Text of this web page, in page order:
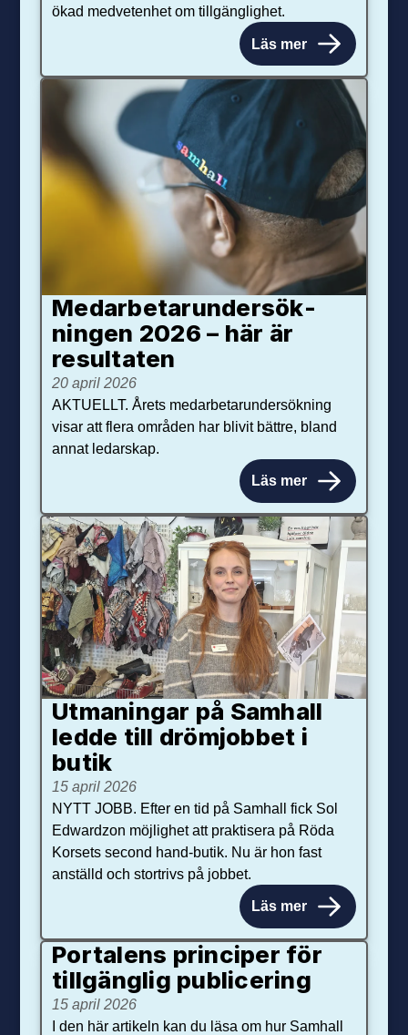
ökad medvetenhet om tillgänglighet.
Läs mer
Medarbetar­under­sök­
ningen 2026 – här är
resultaten
20 april 2026
AKTUELLT. Årets medarbetarundersökning
visar att flera områden har blivit bättre, bland
annat ledarskap.
Läs mer
Utmaningar på Sam­hall
ledde till dröm­jobbet i
butik
15 april 2026
NYTT JOBB. Efter en tid på Samhall fick Sol
Edwardzon möjlighet att praktisera på Röda
Korsets second hand-butik. Nu är hon fast
anställd och stortrivs på jobbet.
Läs mer
Portalens principer för
tillgänglig publicering
15 april 2026
I den här artikeln kan du läsa om hur Samhall